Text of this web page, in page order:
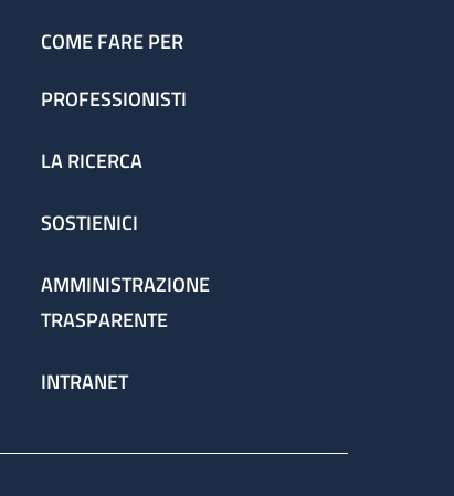
COME FARE PER
PROFESSIONISTI
LA RICERCA
SOSTIENICI
AMMINISTRAZIONE
TRASPARENTE
INTRANET